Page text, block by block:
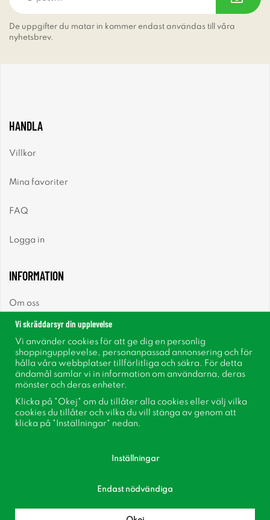
De uppgifter du matar in kommer endast användas till våra
nyhetsbrev.
HANDLA
Villkor
Mina favoriter
FAQ
Logga in
INFORMATION
Om oss
Nyhetsbrev
Om cookies
Inspiration
Vi skräddarsyr din upplevelse
Vi använder cookies för att ge dig en personlig
shoppingupplevelse, personanpassad annonsering och för
hålla våra webbplatser tillförlitliga och säkra. För detta
ändamål samlar vi in information om användarna, deras
mönster och deras enheter.
Klicka på "Okej" om du tillåter alla cookies eller välj vilka
cookies du tillåter och vilka du vill stänga av genom att
klicka på "Inställningar" nedan.
Inställningar
Endast nödvändiga